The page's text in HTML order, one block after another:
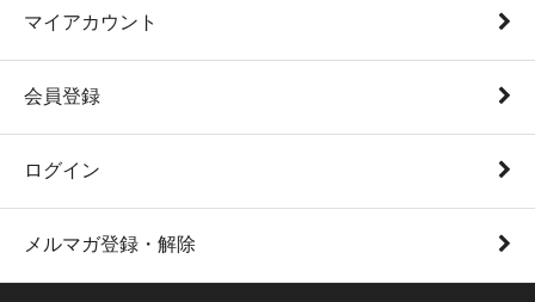
マイアカウント
会員登録
ログイン
メルマガ登録・解除